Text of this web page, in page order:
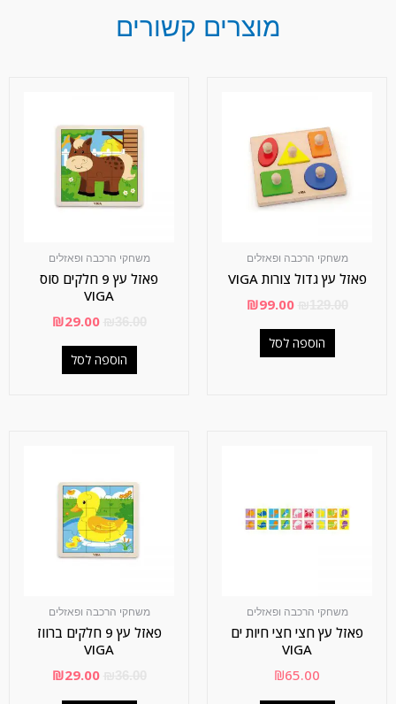
מוצרים קשורים
משחקי הרכבה ופאזלים
פאזל עץ גדול צורות VIGA
₪99.00
הוספה לסל
משחקי הרכבה ופאזלים
פאזל עץ חצי חצי חיות ים
VIGA
₪65.00
משחקי הרכבה ופאזלים
פאזל עץ 9 חלקים ברווז
VIGA
₪29.00
משחקי הרכבה ופאזלים
פאזל עץ 9 חלקים סוס
VIGA
₪29.00
הוספה לסל